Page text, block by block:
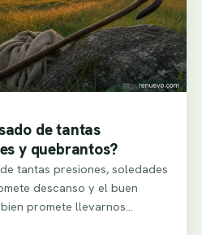
de tantas
y quebrantos?
tantas presiones, soledades
descanso y el buen
promete llevarnos…